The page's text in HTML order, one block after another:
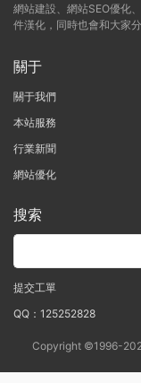
網站建設、網站SEO優化
件漢化，同時也會和大家
關于
關于我們
本站服務
行業新聞
網站優化
搜索
提交工單
QQ：125252828
Copyright ©1996-